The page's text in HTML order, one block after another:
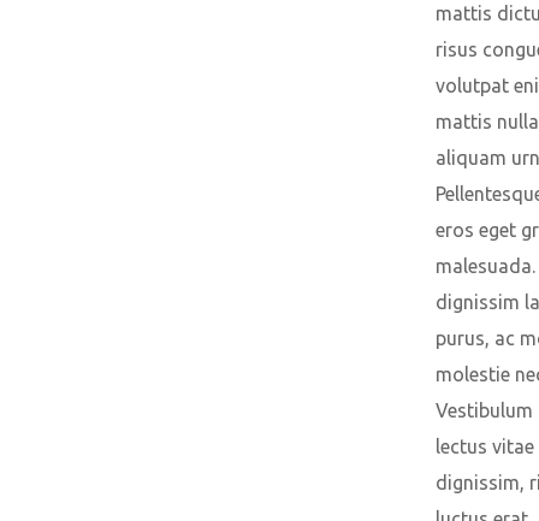
mattis
risus
volutpat
mattis
aliquam
eros eget
malesuada.
dignissim
purus, ac
molestie
Vestibulum
lectus
dignissim,